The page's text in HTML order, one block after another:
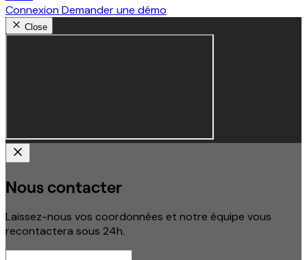
ConnexionDemander une démo
Close
Nous contacter
Laissez-nous vos coordonnées et notre équipe vous
recontactera sous 24h.